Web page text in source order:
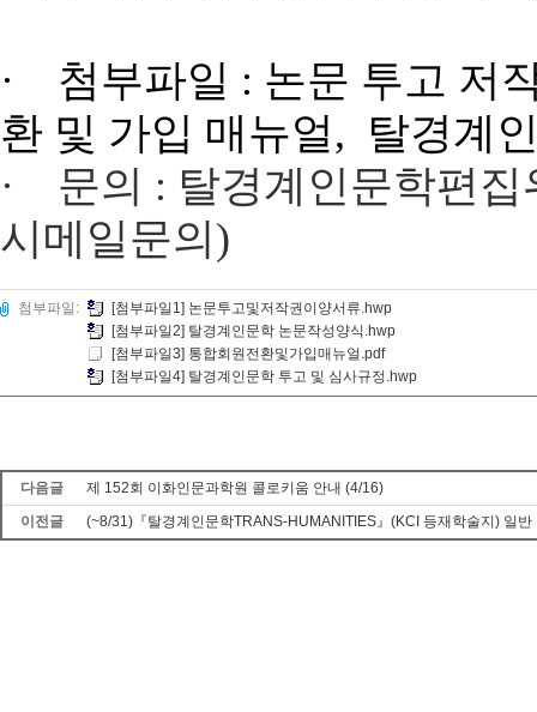
· 첨부파일 : 논문 투고 저
환 및 가입 매뉴얼, 탈경계
· 문의 : 탈경계인문학편집
시메일문의 )
첨부파일:
[첨부파일1] 논문투고및저작권이양서류.hwp
[첨부파일2] 탈경계인문학 논문작성양식.hwp
[첨부파일3] 통합회원전환및가입매뉴얼.pdf
[첨부파일4] 탈경계인문학 투고 및 심사규정.hwp
다음글
제 152회 이화인문과학원 콜로키움 안내 (4/16)
이전글
(~8/31)『탈경계인문학TRANS-HUMANITIES』(KCI 등재학술지) 일반